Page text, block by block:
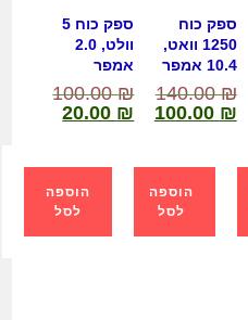
ספק כוח
1250 וואט,
10.4 אמפר
140.00₪
100.00 ₪
הוספה
לסל
ספק כוח 5
וולט, 2.0
אמפר
100.00₪
20.00 ₪
הוספה
לסל